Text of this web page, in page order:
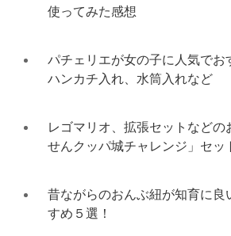
使ってみた感想
パチェリエが女の子に人気でお
ハンカチ入れ、水筒入れなど
レゴマリオ、拡張セットなどの
せんクッパ城チャレンジ」セッ
昔ながらのおんぶ紐が知育に良
すめ５選！